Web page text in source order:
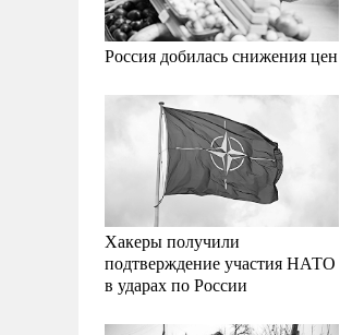
Россия добилась снижения цен
Хакеры получили
подтверждение участия НАТО
в ударах по России